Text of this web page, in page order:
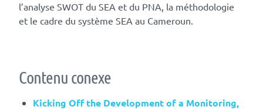
l’analyse SWOT du SEA et du PNA, la méthodologie
et le cadre du système SEA au Cameroun.
Contenu conexe
Kicking Off the Development of a Monitoring,